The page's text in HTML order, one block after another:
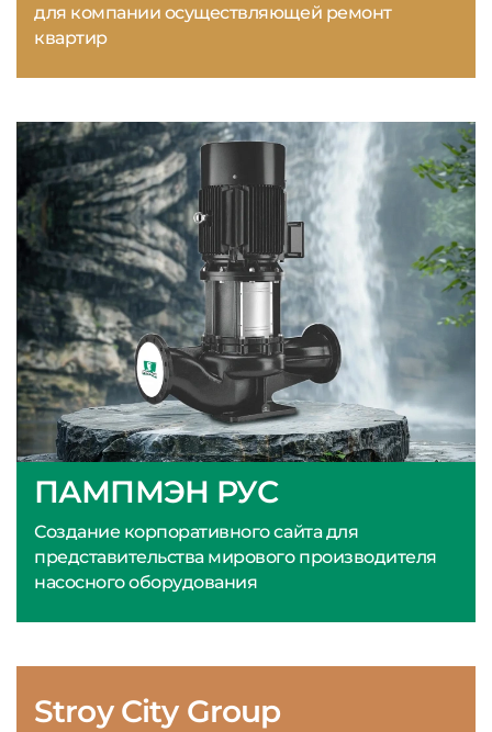
для компании осуществляющей ремонт
квартир
Stroy City Group
ПАМПМЭН РУС
Создание корпоративного сайта для
представительства мирового производителя
насосного оборудования